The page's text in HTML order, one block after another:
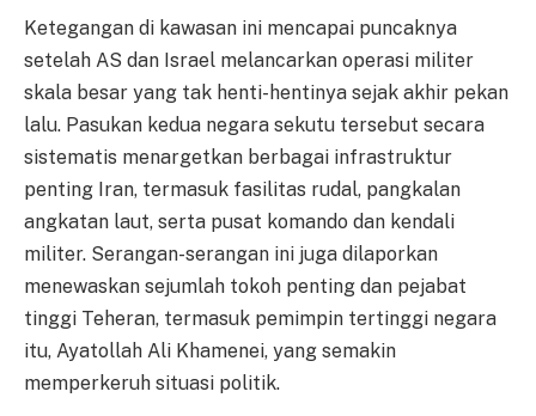
Ketegangan di kawasan ini mencapai puncaknya
setelah AS dan Israel melancarkan operasi militer
skala besar yang tak henti-hentinya sejak akhir pekan
lalu. Pasukan kedua negara sekutu tersebut secara
sistematis menargetkan berbagai infrastruktur
penting Iran, termasuk fasilitas rudal, pangkalan
angkatan laut, serta pusat komando dan kendali
militer. Serangan-serangan ini juga dilaporkan
menewaskan sejumlah tokoh penting dan pejabat
tinggi Teheran, termasuk pemimpin tertinggi negara
itu, Ayatollah Ali Khamenei, yang semakin
memperkeruh situasi politik.